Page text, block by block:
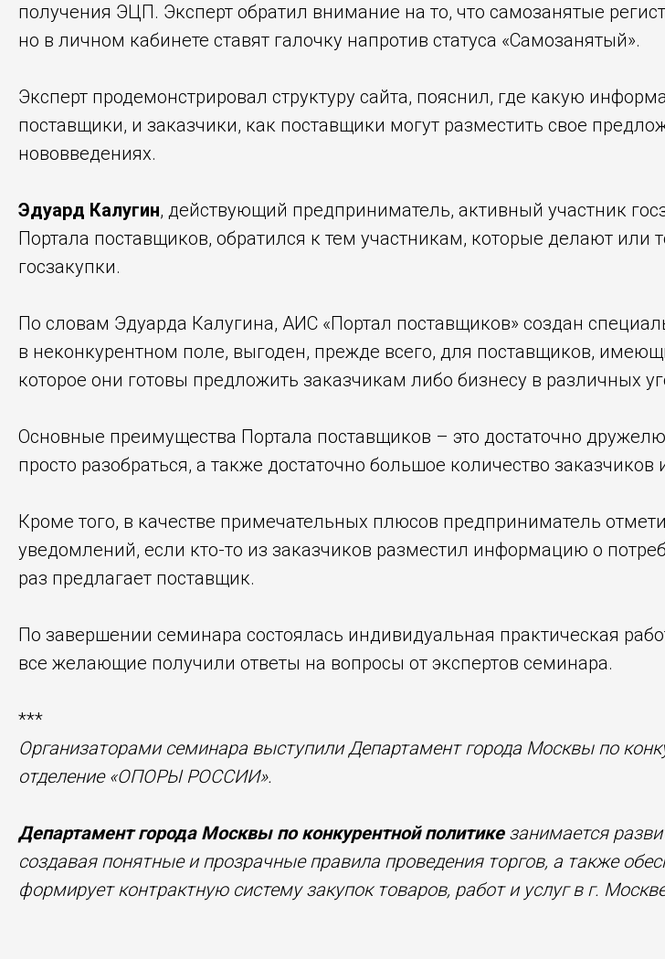
получения ЭЦП. Эксперт обратил внимание на то, что самозанятые
но в личном кабинете ставят галочку напротив статуса «Самозанятый».
Эксперт продемонстрировал структуру сайта, пояснил, где какую
поставщики, и заказчики, как поставщики могут разместить свое
нововведениях.
Эдуард Калугин, действующий предприниматель, активный участник
Портала поставщиков, обратился к тем участникам, которые делают
госзакупки.
По словам Эдуарда Калугина, АИС «Портал поставщиков» создан
в неконкурентном поле, выгоден, прежде всего, для поставщиков,
которое они готовы предложить заказчикам либо бизнесу в различных
Основные преимущества Портала поставщиков – это достаточно
просто разобраться, а также достаточно большое количество
Кроме того, в качестве примечательных плюсов предприниматель
уведомлений, если кто-то из заказчиков разместил информацию о
раз предлагает поставщик.
По завершении семинара состоялась индивидуальная практическая
все желающие получили ответы на вопросы от экспертов семинара.
***
Организаторами семинара выступили Департамент города Москвы по
отделение «ОПОРЫ РОССИИ».
Департамент города Москвы по конкурентной политике занимается
создавая понятные и прозрачные правила проведения торгов, а также
формирует контрактную систему закупок товаров, работ и услуг в г.